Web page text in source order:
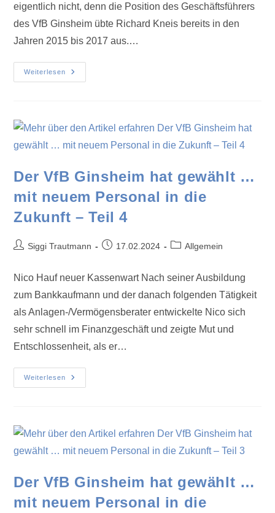
eigentlich nicht, denn die Position des Geschäftsführers
des VfB Ginsheim übte Richard Kneis bereits in den
Jahren 2015 bis 2017 aus.…
Weiterlesen
Der VfB Ginsheim hat gewählt …
mit neuem Personal in die
Zukunft – Teil 4
Siggi Trautmann 17.02.2024 Allgemein
Nico Hauf neuer Kassenwart Nach seiner Ausbildung
zum Bankkaufmann und der danach folgenden Tätigkeit
als Anlagen-/Vermögensberater entwickelte Nico sich
sehr schnell im Finanzgeschäft und zeigte Mut und
Entschlossenheit, als er…
Weiterlesen
Der VfB Ginsheim hat gewählt …
mit neuem Personal in die